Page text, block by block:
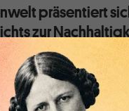
präsentiert
zur
bei. Die
in Sharm-el-